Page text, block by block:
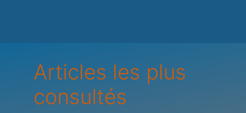
Articles les plus
consultés